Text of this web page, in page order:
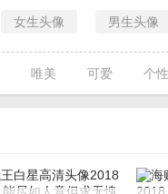
女生头像 男生头像
唯美 可爱 个性